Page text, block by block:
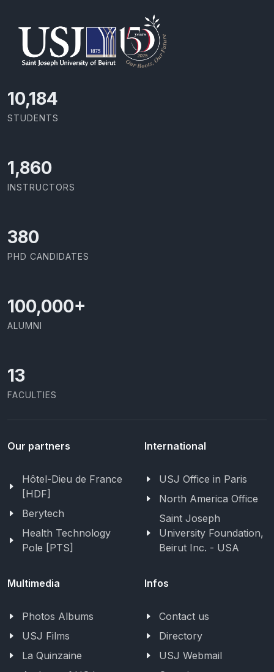
11,727
STUDENTS
2,142
INSTRUCTORS
437
PHD CANDIDATES
100,000+
ALUMNI
13
FACULTIES
Our partners
Hôtel-Dieu de France
[HDF]
Berytech
Health Technology
Pole [PTS]
International
USJ Office in Paris
North America Office
Saint Joseph
University Foundation,
Beirut Inc. - USA
Multimedia
Photos Albums
USJ Films
La Quinzaine
Infos
Contact us
Directory
USJ Webmail